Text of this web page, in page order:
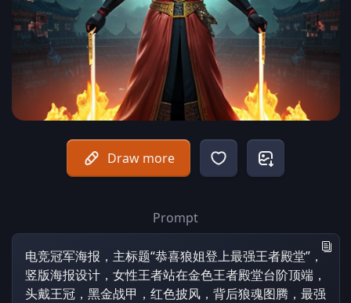
Draw more
Prompt
电竞冠军海报，主标题“恭喜狼姐登上最强王者殿堂”，
竖版海报设计，女性王者站在金色王者殿堂台阶顶端，
头戴王冠，黑金战甲，红色披风，背后狼魂图腾，最强